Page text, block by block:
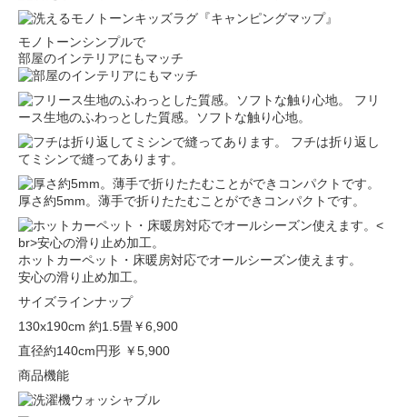
モノトーンシンプルで
部屋のインテリアにもマッチ
フリ
ース生地のふわっとした質感。ソフトな触り心地。
フチは折り返し
てミシンで縫ってあります。
厚さ約5mm。薄手で折りたたむことができコンパクトです。
ホットカーペット・床暖房対応でオールシーズン使えます。
安心の滑り止め加工。
サイズラインナップ
130x190cm 約1.5畳￥6,900
直径約140cm円形 ￥5,900
商品機能